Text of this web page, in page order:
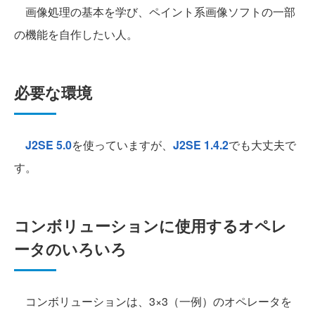
画像処理の基本を学び、ペイント系画像ソフトの一部
の機能を自作したい人。
必要な環境
J2SE 5.0を使っていますが、 J2SE 1.4.2でも大丈夫で
す。
コンボリューションに使用するオペレ
ータのいろいろ
コンボリューションは、3×3（一例）のオペレータを